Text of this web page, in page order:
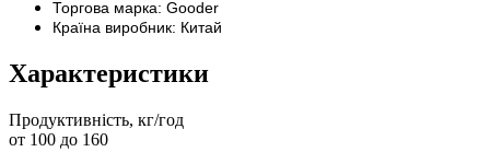
Торгова марка: Gooder
Країна виробник: Китай
Характеристики
Продуктивність, кг/год
от 100 до 160